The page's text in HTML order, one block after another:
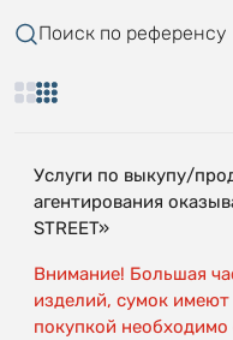
Поиск по референсу
Услуги по выкупу/
агентирования
STREET»
Внимание! Большая
изделий, сумок
покупкой необходимо